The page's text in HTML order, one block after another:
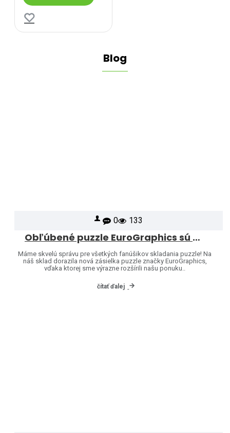
Blog
0 133
Obľúbené puzzle EuroGraphics sú opäť skladom – a ponuku sme rozšírili o ďalšie motívy!
Máme skvelú správu pre všetkých fanúšikov skladania puzzle! Na
náš sklad dorazila nová zásielka puzzle značky EuroGraphics,
vďaka ktorej sme výrazne rozšírili našu ponuku..
čítať ďalej